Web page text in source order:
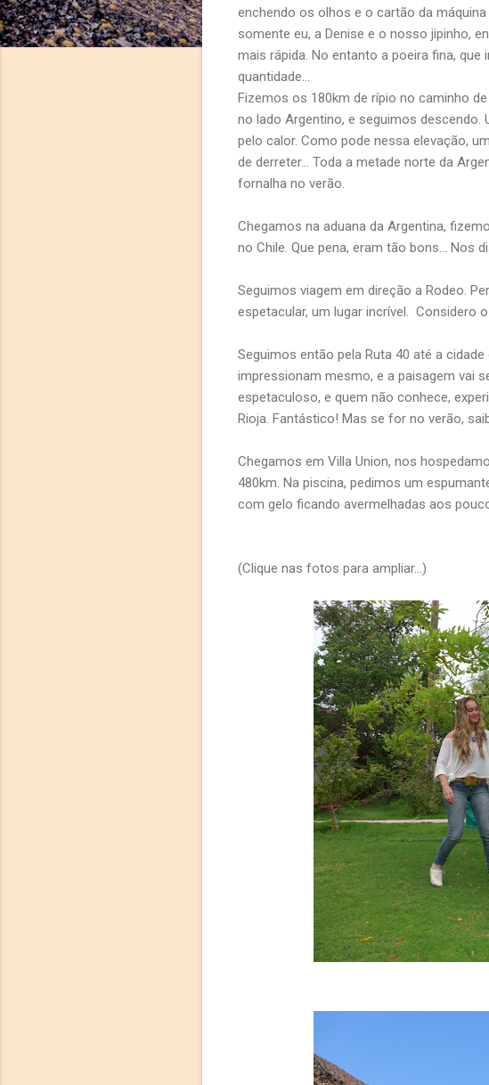
enchendo os olhos e o cartão da
somente eu, a Denise e o nosso jipinho,
mais rápida. No entanto a poeira fina,
quantidade...
Fizemos os 180km de rípio no caminho
no lado Argentino, e seguimos descendo.
pelo calor. Como pode nessa elevação,
de derreter... Toda a metade norte da
fornalha no verão.
Chegamos na aduana da Argentina,
no Chile. Que pena, eram tão bons... Nos
Seguimos viagem em direção a Rodeo.
espetacular, um lugar incrível. Considero
Seguimos então pela Ruta 40 até a
impressionam mesmo, e a paisagem vai
espetaculoso, e quem não conhece,
Rioja. Fantástico! Mas se for no verão,
Chegamos em Villa Union, nos
480km. Na piscina, pedimos um
com gelo ficando avermelhadas aos
(Clique nas fotos para ampliar…)